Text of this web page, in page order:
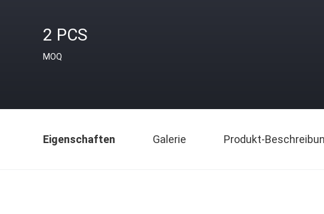
2 PCS
MOQ
Eigenschaften Galerie Produkt-